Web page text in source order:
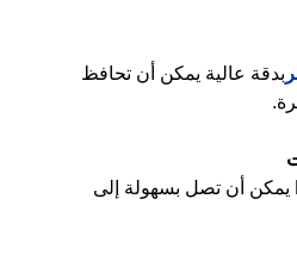
بدقة عالية يمكن أن تحافظ
لاستخدام أصابع Bakelite يمكن أن تصل بسهولة إلى